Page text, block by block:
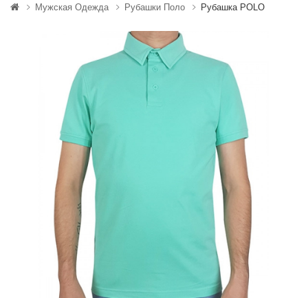
Мужская Одежда Рубашки Поло Рубашка POLO